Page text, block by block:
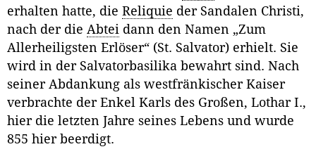
erhalten hatte, die Reliquie der Sandalen Christi,
nach der die Abtei dann den Namen „Zum
Allerheiligsten Erlöser“ (St. Salvator) erhielt. Sie
wird in der Salvatorbasilika bewahrt sind. Nach
seiner Abdankung als westfränkischer Kaiser
verbrachte der Enkel Karls des Großen, Lothar I.,
hier die letzten Jahre seines Lebens und wurde
855 hier beerdigt.